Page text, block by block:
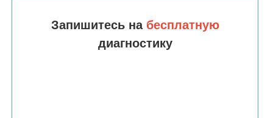
Запишитесь на бесплатную
диагностику